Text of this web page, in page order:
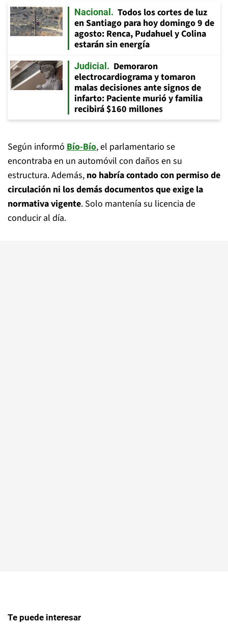
Nacional
Todos los cortes de luz
en Santiago para hoy domingo 9 de
agosto: Renca, Pudahuel y Colina
estarán sin energía
Judicial
Demoraron
electrocardiograma y tomaron
malas decisiones ante signos de
infarto: Paciente murió y familia
recibirá $160 millones
Según informó Bío-Bío, el parlamentario se
encontraba en un automóvil con daños en su
estructura. Además, no habría contado con permiso de
circulación ni los demás documentos que exige la
normativa vigente. Solo mantenía su licencia de
conducir al día.
Te puede interesar